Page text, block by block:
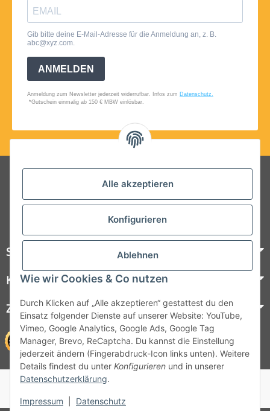
Alle akzeptieren
Konfigurieren
Ablehnen
Wie wir Cookies & Co nutzen
Durch Klicken auf „Alle akzeptieren“ gestattest du den
Einsatz folgender Dienste auf unserer Website: YouTube,
Vimeo, Google Analytics, Google Ads, Google Tag
Manager, Brevo, ReCaptcha. Du kannst die Einstellung
jederzeit ändern (Fingerabdruck-Icon links unten). Weitere
Details findest du unter Konfigurieren und in unserer
Datenschutzerklärung.
Impressum Datenschutz
Folgt uns auf Social Media
Steelboxx
Kundenservice
Zahlungsmöglichkeiten
© 1964 - 2026 Lüllmann GmbH
© 1964 - 2024 Lüllmann GmbH